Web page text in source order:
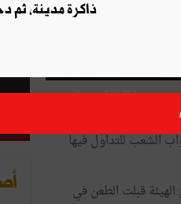
بقبول الطعن شكلا
الشعب للتداول فيها
الهيئة قبلت الطعن في
ذاكرة مدينة، ثم